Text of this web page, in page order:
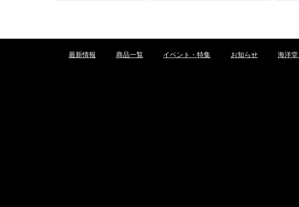
最新情報 商品一覧 イベント・特集 お知らせ 海洋